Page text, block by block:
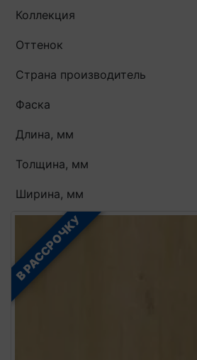
Коллекция
Оттенок
Страна производитель
Фаска
Длина, мм
Толщина, мм
Ширина, мм
В РАССРОЧКУ